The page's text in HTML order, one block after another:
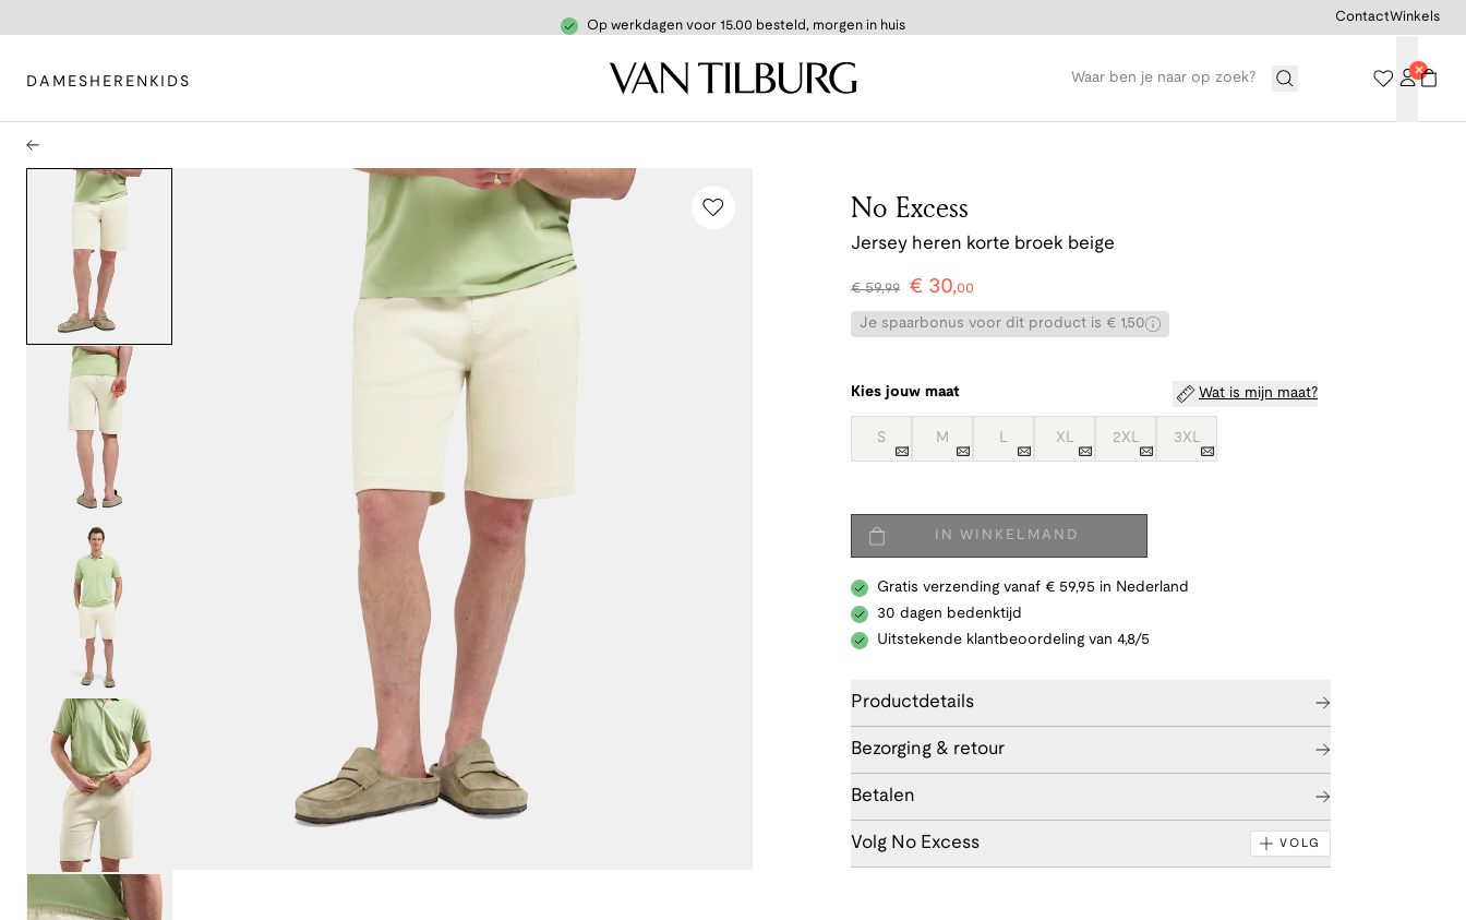
Op werkdagen voor 15.00 besteld, morgen in huis
DAMES HEREN KIDS
ContactWinkels
No Excess
Jersey heren korte broek beige
€59,99 € 30,00
Je spaarbonus voor dit product is € 1,50
Kies jouw maat Wat is mijn maat?
S M L XL 2XL 3XL
IN WINKELMAND
Gratis verzending vanaf € 59,95 in Nederland
30 dagen bedenktijd
Uitstekende klantbeoordeling van 4,8/5
Productdetails
Bezorging & retour
Betalen
Volg No Excess VOLG